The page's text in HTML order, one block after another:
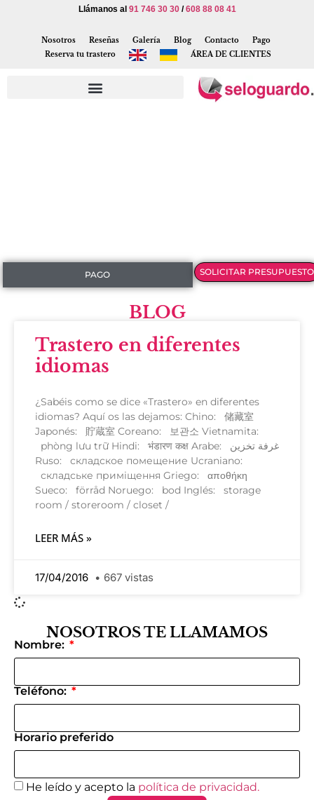
Llámanos al 91 746 30 30/608 88 08 41
Nosotros Reseñas Galería Blog Contacto
Pago
Reserva tu trastero
ÁREA DE CLIENTES
PAGO SOLICITAR PRESUPUESTO
BLOG
Trastero en diferentes
idiomas
¿Sabéis como se dice «Trastero» en diferentes
idiomas? Aquí os las dejamos: Chino: 储藏室
Japonés: 貯蔵室 Coreano: 보관소 Vietnamita:
phòng lưu trữ Hindi: भंडारण कक्ष Arabe: غرفة تخزين
Ruso: складское помещение Ucraniano:
складське приміщення Griego: αποθήκη
Sueco: förråd Noruego: bod Inglés: storage
room / storeroom / closet /
LEER MÁS »
17/04/2016 667 vistas
NOSOTROS TE LLAMAMOS
Nombre:
Teléfono:
Horario preferido
He leído y acepto la política de privacidad.